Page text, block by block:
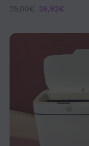
25,00€ 26,92€